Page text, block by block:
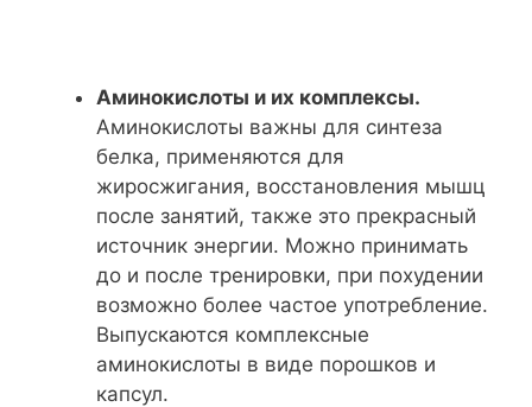
Аминокислоты и их комплексы.
Аминокислоты важны для синтеза
белка, применяются для
жиросжигания, восстановления мышц
после занятий, также это прекрасный
источник энергии. Можно принимать
до и после тренировки, при похудении
возможно более частое употребление.
Выпускаются комплексные
аминокислоты в виде порошков и
капсул.